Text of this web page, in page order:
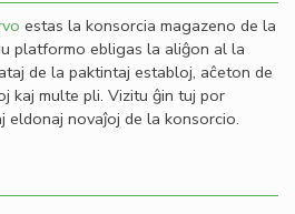
estas la konsorcia magazeno de la
platformo ebligas la aliĝon al la
de la paktintaj establoj, aĉeton de
kaj multe pli. Vizitu ĝin tuj por
eldonaj novaĵoj de la konsorcio.